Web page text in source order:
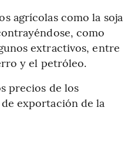
agrícolas como la soja
como
extractivos, entre
y el petróleo.
precios de los
exportación de la